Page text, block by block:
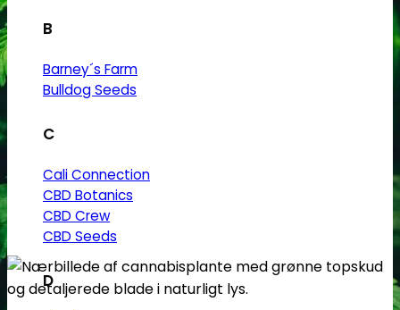
B
Barney´s Farm
Bulldog Seeds
C
Cali Connection
CBD Botanics
CBD Crew
CBD Seeds
D